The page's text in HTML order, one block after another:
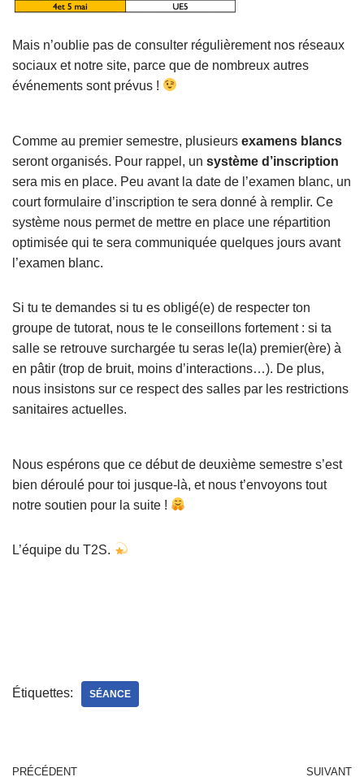
Mais n’oublie pas de consulter régulièrement nos réseaux
sociaux et notre site, parce que de nombreux autres
événements sont prévus !
Comme au premier semestre, plusieurs examens blancs
seront organisés. Pour rappel, un système d’inscription
sera mis en place. Peu avant la date de l’examen blanc, un
court formulaire d’inscription te sera donné à remplir. Ce
système nous permet de mettre en place une répartition
optimisée qui te sera communiquée quelques jours avant
l’examen blanc.
Si tu te demandes si tu es obligé(e) de respecter ton
groupe de tutorat, nous te le conseillons fortement : si ta
salle se retrouve surchargée tu seras le(la) premier(ère) à
en pâtir (trop de bruit, moins d’interactions…). De plus,
nous insistons sur ce respect des salles par les restrictions
sanitaires actuelles.
Nous espérons que ce début de deuxième semestre s’est
bien déroulé pour toi jusque-là, et nous t’envoyons tout
notre soutien pour la suite !
L’équipe du T2S.
Étiquettes: SÉANCE
PRÉCÉDENT SUIVANT